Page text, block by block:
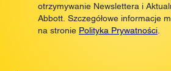
otrzymywanie Newslettera i
Abbott. Szczegółowe informacje
na stronie Polityka Prywatności.